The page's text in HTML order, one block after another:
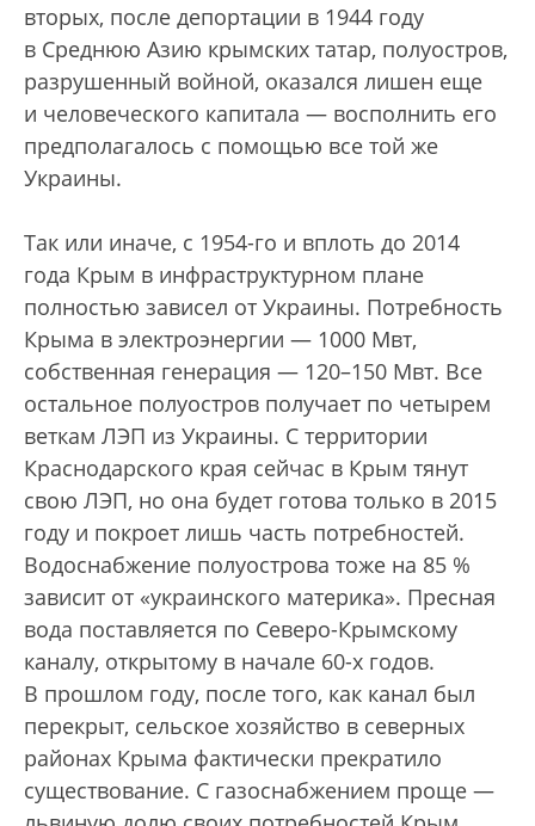
вторых, после депортации в 1944 году
в Среднюю Азию крымских татар, полуостров,
разрушенный войной, оказался лишен еще
и человеческого капитала — восполнить его
предполагалось с помощью все той же
Украины.
Так или иначе, с 1954-го и вплоть до 2014
года Крым в инфраструктурном плане
полностью зависел от Украины. Потребность
Крыма в электроэнергии — 1000 Мвт,
собственная генерация — 120–150 Мвт. Все
остальное полуостров получает по четырем
веткам ЛЭП из Украины. С территории
Краснодарского края сейчас в Крым тянут
свою ЛЭП, но она будет готова только в 2015
году и покроет лишь часть потребностей.
Водоснабжение полуострова тоже на 85 %
зависит от «украинского материка». Пресная
вода поставляется по Северо-Крымскому
каналу, открытому в начале 60-х годов.
В прошлом году, после того, как канал был
перекрыт, сельское хозяйство в северных
районах Крыма фактически прекратило
существование. С газоснабжением проще —